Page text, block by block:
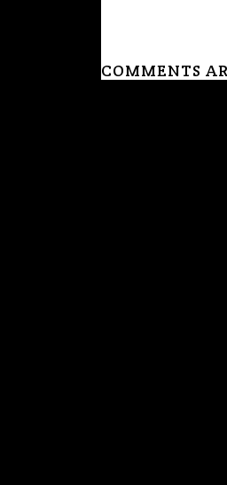
COMMENTS